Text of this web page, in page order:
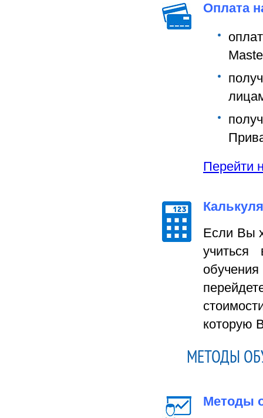
Оплата
Перейти
Если Вы
учиться
которую
МЕТОДЫ
Методы